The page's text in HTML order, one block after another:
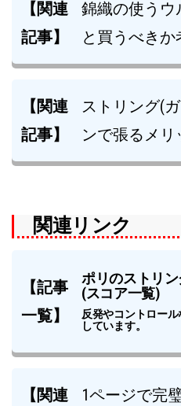
【関連
記事】
錦織の使うウ
と買うべきか
【関連
記事】
ストリング(
ンで張るメリ
関連リンク
【記事
一覧】
ポリのストリ
(スコア一覧)
反発やコントロー
しています。
【関連
1ページで完